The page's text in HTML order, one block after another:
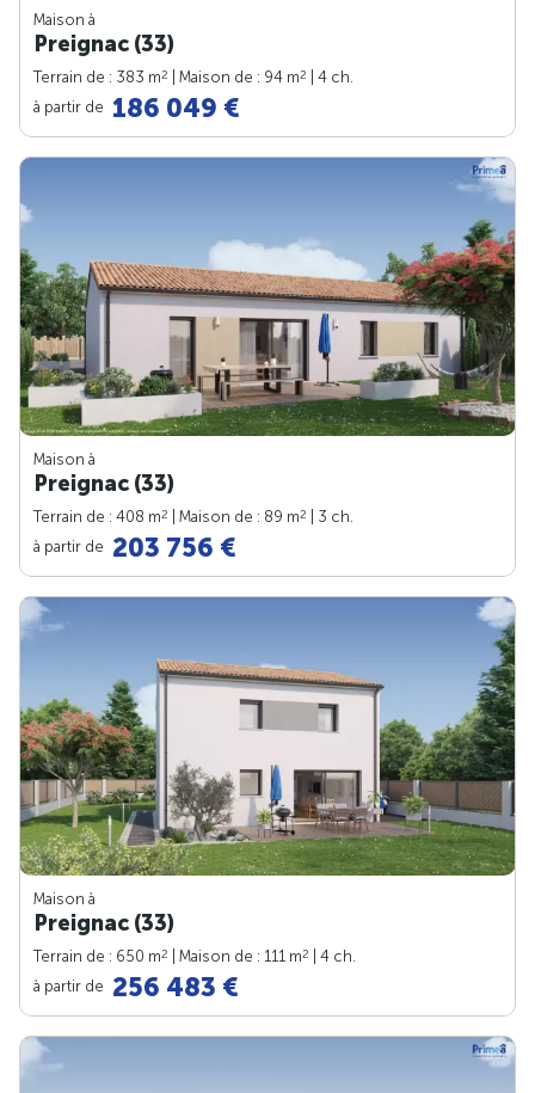
Maison à
Preignac (33)
Terrain de : 383 m2 | Maison de : 94 m2
| 4 ch.
à partir de 186 049 €
Maison à
Preignac (33)
Terrain de : 408 m2 | Maison de : 89 m2
| 3 ch.
à partir de 203 756 €
Maison à
Preignac (33)
Terrain de : 650 m2 | Maison de : 111 m2
| 4 ch.
à partir de 256 483 €